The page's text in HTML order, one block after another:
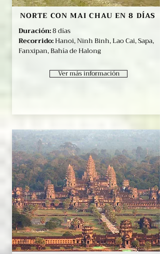
NORTE CON MAI CHAU EN 8 DÍAS
Duración:8 días
Recorrido:Hanoi, Ninh Binh, Lao Cai, Sapa,
Fanxipan, Bahía de Halong
Ver más información